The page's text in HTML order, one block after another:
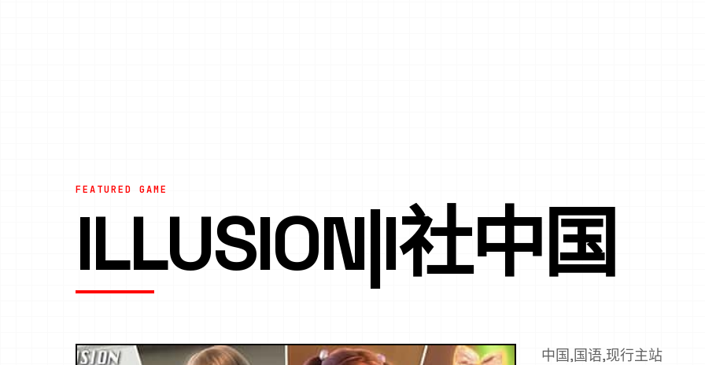
FEATURED GAME
ILLUSION|I社中国
中国,国语,现行主站